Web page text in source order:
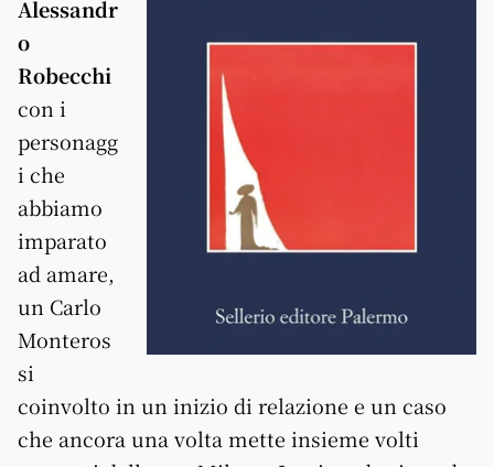
Alessandr
o
Robecchi
con i
personagg
i che
abbiamo
imparato
ad amare,
un Carlo
Monteros
si
coinvolto in un inizio di relazione e un caso
che ancora una volta mette insieme volti